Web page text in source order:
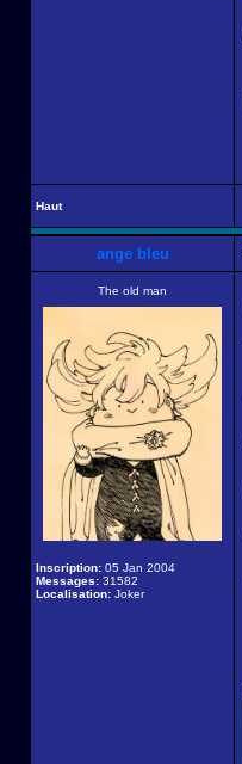
Haut
ange bleu
The old man
Inscription: 05 Jan 2004
Messages: 31582
Localisation: Joker